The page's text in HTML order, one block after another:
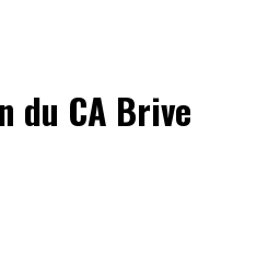
du CA Brive